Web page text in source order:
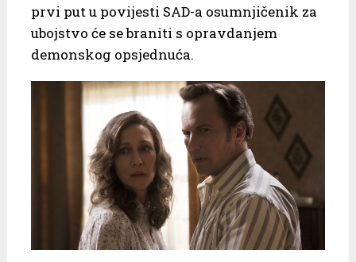
prvi put u povijesti SAD-a osumnjičenik za
ubojstvo će se braniti s opravdanjem
demonskog opsjednuća.